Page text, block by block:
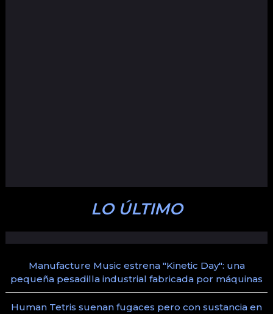
LO ÚLTIMO
Manufacture Music estrena "Kinetic Day": una
pequeña pesadilla industrial fabricada por máquinas
Human Tetris suenan fugaces pero con sustancia en